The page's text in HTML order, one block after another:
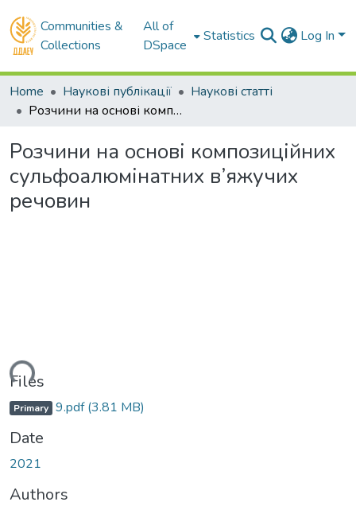
Communities &
Collections
All of
DSpace
Statistics Log In
Home Наукові публікації
Наукові статті
Розчини на основі композиційних cульфоалюмінатних в’яжучих речовин
Розчини на основі композиційних
cульфоалюмінатних в’яжучих
речовин
Files
Primary 9.pdf(3.81 MB)
Date
2021
Authors